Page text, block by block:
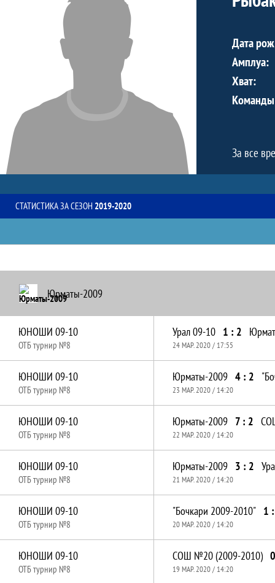
Дата
Амплуа:
Хват:
За все
СТАТИСТИКА ЗА СЕЗОН 2019-2020
Юрматы-2009
ЮНОШИ 09-10
ОТБ турнир №8
Урал 09-10 1 : 2
24 МАР. 2020 / 17:55
ЮНОШИ 09-10
ОТБ турнир №8
Юрматы-2009 4 : 2
23 МАР. 2020 / 14:20
ЮНОШИ 09-10
ОТБ турнир №8
Юрматы-2009 7 : 2
22 МАР. 2020 / 14:20
ЮНОШИ 09-10
ОТБ турнир №8
Юрматы-2009 3 : 2
21 МАР. 2020 / 14:20
ЮНОШИ 09-10
ОТБ турнир №8
"Бочкари 2009-2010" 1
20 МАР. 2020 / 14:20
ЮНОШИ 09-10
ОТБ турнир №8
СОШ №20 (2009-2010)
19 МАР. 2020 / 14:20